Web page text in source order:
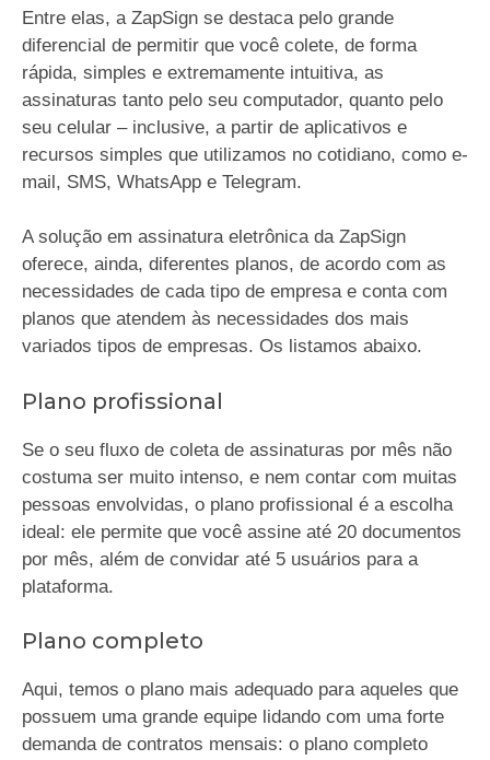
Entre elas, a ZapSign se destaca pelo grande
diferencial de permitir que você colete, de forma
rápida, simples e extremamente intuitiva, as
assinaturas tanto pelo seu computador, quanto pelo
seu celular – inclusive, a partir de aplicativos e
recursos simples que utilizamos no cotidiano, como e-
mail, SMS, WhatsApp e Telegram.
A solução em assinatura eletrônica da ZapSign
oferece, ainda, diferentes planos, de acordo com as
necessidades de cada tipo de empresa e conta com
planos que atendem às necessidades dos mais
variados tipos de empresas. Os listamos abaixo.
Plano profissional
Se o seu fluxo de coleta de assinaturas por mês não
costuma ser muito intenso, e nem contar com muitas
pessoas envolvidas, o plano profissional é a escolha
ideal: ele permite que você assine até 20 documentos
por mês, além de convidar até 5 usuários para a
plataforma.
Plano completo
Aqui, temos o plano mais adequado para aqueles que
possuem uma grande equipe lidando com uma forte
demanda de contratos mensais: o plano completo